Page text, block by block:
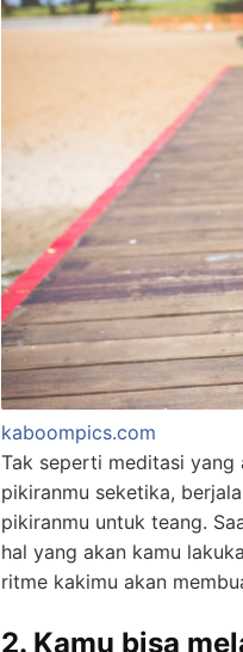
kaboompics.com
Tak seperti meditasi yang
pikiranmu seketika,
pikiranmu untuk teang.
hal yang akan kamu
ritme kakimu akan
2. Kamu bisa